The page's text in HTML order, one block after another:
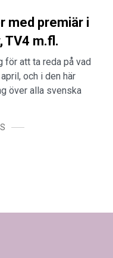
med premiär i
TV4 m.fl.
för att ta reda på vad
och i den här
över alla svenska